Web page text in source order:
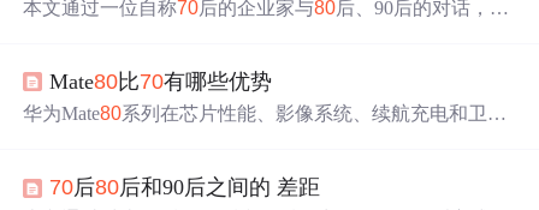
本文通过一位自称70后的企业家与80后、90后的对话，展
的独特性。
Mate80比70有哪些优势
华为Mate80系列在芯片性能、影像系统、续航充电和卫星
者，形成完整产品矩阵。
70后80后和90后之间的 差距